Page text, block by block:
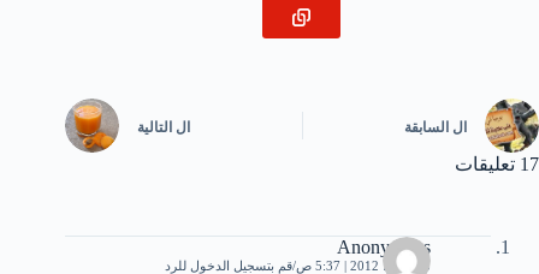
ال السابقة ال التالية
17 تعليقات
Anonymous
23 يوليو، 2012 | 5:37 ص قم بتسجيل الدخول للرد